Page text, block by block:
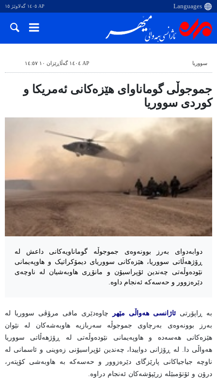
AP ١٤٠٥ گەلاوێژ ١٥
سووریا AP ١٤٠٤ گەڵاڕێزان ١٠ ١٤:٥٧
جموجوڵی گوماناوای هێزەکانی ئەمریکا و
کوردی سووریا
دوابەدوای بەرز بوونەوەی جموجوڵە گوماناویەکانی داعش لە
ڕۆژهەڵاتی سووریا، هێزەکانی سووریای دیمۆکراتیک و هاوپەیمانی
نێودەوڵەتی چەندین ئۆپراسیۆن و مانۆڕی هاوبەشیان لە ناوچەی
دێرەزوور و حەسەکە ئەنجام داوە.
بە ڕاپۆرتی ئاژانسی هەواڵی مێهر
چاوەدێری مافی مرۆڤی سووریا لە
بەرز بوونەوەی بەرچاوی جموجوڵە سەربازیە هاوبەشەکان لە نێوان
هێزەکانی هەسەدە و هاوپەیمانی نێودەوڵەتی لە ڕۆژهەڵاتی سووریا
هەواڵی دا. لە ڕۆژانی دواییدا، چەندین ئۆپراسیۆنی زەوینی و ئاسمانی لە
ناوچە جیاجیاکانی پارێزگای دێرەزوور و حەسەکە بە هاوبەشی کۆپتەر،
درۆن و ئۆتۆمبێلە زرێپۆشەکان ئەنجام دراوە.